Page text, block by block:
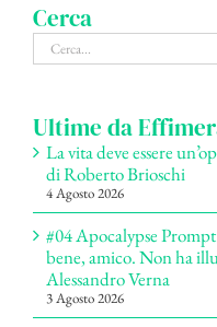
Cerca
Cerca
per:
Ultime da
La vita deve essere
di Roberto Brioschi
4 Agosto 2026
#04 Apocalypse
bene, amico. Non ha
Alessandro Verna
3 Agosto 2026